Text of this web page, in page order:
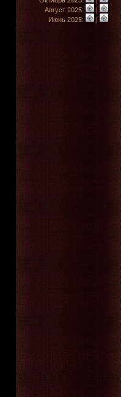
Август 2025:
|
Июнь 2025:
|